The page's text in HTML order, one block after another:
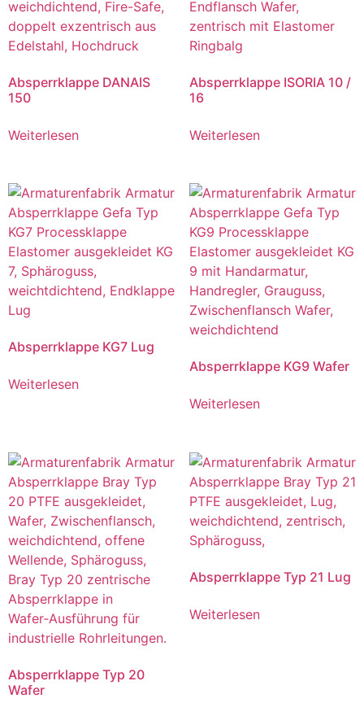
Absperrklappe DANAIS
150
Weiterlesen
Absperrklappe ISORIA 10 /
16
Weiterlesen
Absperrklappe KG7 Lug
Weiterlesen
Absperrklappe KG9 Wafer
Weiterlesen
Absperrklappe Typ 20
Wafer
Absperrklappe Typ 21 Lug
Weiterlesen